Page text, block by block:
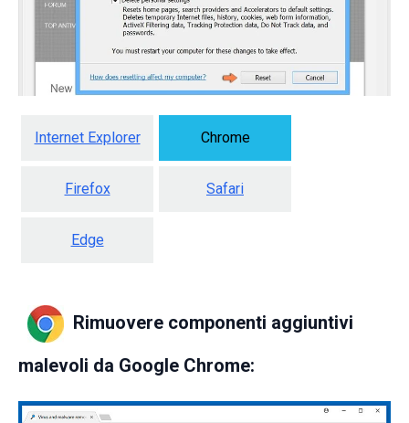
Internet Explorer Chrome
Firefox Safari
Edge
Rimuovere componenti aggiuntivi
malevoli da Google Chrome: